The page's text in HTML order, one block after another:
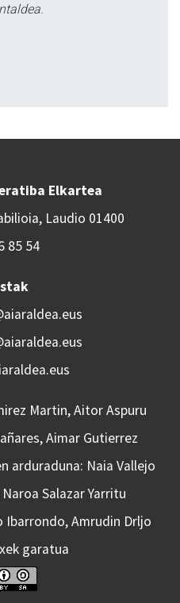
Elkartea
Laudio 01400
85 54
Martin, Aitor Aspuru
Aimar Gutierrez
arduraduna: Naia Vallejo
Salazar Yarritu
Ibarrondo, Amrudin Drljo
garatua